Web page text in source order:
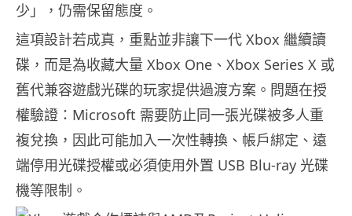
少」，仍需保留態度。
這項設計若成真，重點並非讓下一代 Xbox 繼續讀
碟，而是為收藏大量 Xbox One、Xbox Series X 或
舊代兼容遊戲光碟的玩家提供過渡方案。問題在授
權驗證：Microsoft 需要防止同一張光碟被多人重
複兌換，因此可能加入一次性轉換、帳戶綁定、遠
端停用光碟授權或必須使用外置 USB Blu-ray 光碟
機等限制。